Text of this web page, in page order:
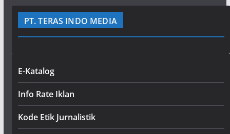
PT. TERAS INDO MEDIA
E-Katalog
Info Rate Iklan
Kode Etik Jurnalistik